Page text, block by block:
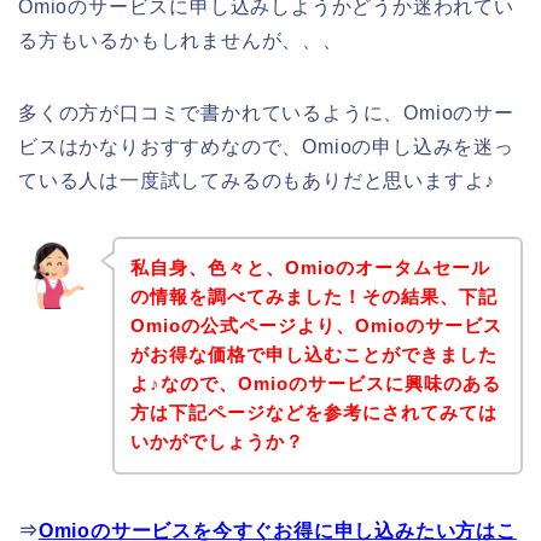
Omioのサービスに申し込みしようかどうか迷われてい
る方もいるかもしれませんが、、、
多くの方が口コミで書かれているように、Omioのサー
ビスはかなりおすすめなので、Omioの申し込みを迷っ
ている人は一度試してみるのもありだと思いますよ♪
私自身、色々と、Omioのオータムセール
の情報を調べてみました！その結果、下記
Omioの公式ページより、Omioのサービス
がお得な価格で申し込むことができました
よ♪なので、Omioのサービスに興味のある
方は下記ページなどを参考にされてみては
いかがでしょうか？
⇒Omioのサービスを今すぐお得に申し込みたい方はこ